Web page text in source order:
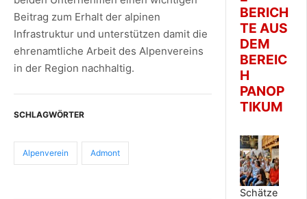
Beitrag zum Erhalt der alpinen
Infrastruktur und unterstützen damit die
ehrenamtliche Arbeit des Alpenvereins
in der Region nachhaltig.
SCHLAGWÖRTER
Alpenverein Admont
BERICH
TE AUS
DEM
BEREIC
H
PANOP
TIKUM
Schätze